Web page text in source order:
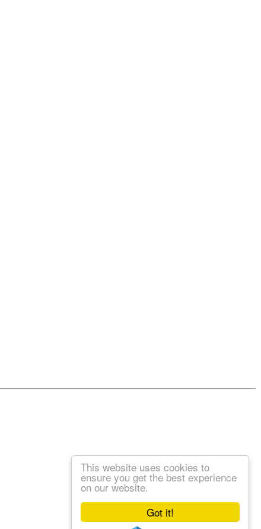
Got it!
This website uses cookies to
ensure you get the best experience
on our website.